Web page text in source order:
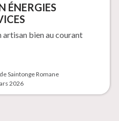
ÉNERGIES
artisan bien au courant
Saintonge Romane
2026